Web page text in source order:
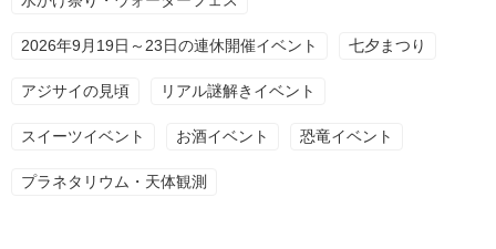
2026年9月19日～23日の連休開催イベント 七夕まつり
アジサイの見頃 リアル謎解きイベント
スイーツイベント お酒イベント 恐竜イベント
プラネタリウム・天体観測